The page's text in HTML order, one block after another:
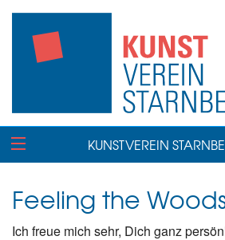
KUNSTVEREIN
Feeling the
Ich freue mich sehr, Dich ganz